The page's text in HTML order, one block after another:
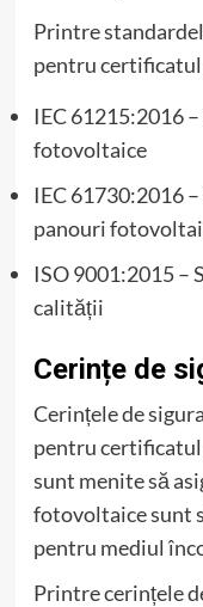
Printre
pentru certificatul
IEC 61215:2016
fotovoltaice
IEC 61730:2016
panouri
ISO 9001:2015 –
calității
Cerințe de
Cerințele de
pentru certificatul
sunt menite să
fotovoltaice sunt
pentru mediul
Printre cerințele